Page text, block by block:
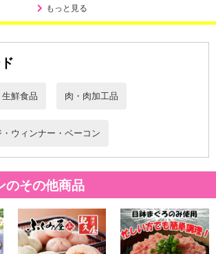
）：日本
醤油(国内製造)、リンゴ酢、砂糖、リンゴ加工
大豆・りんごを含む)
る商品について】
持ち期間は、配送日数などにより異なります
】
もっと見る
生鮮食品 肉・肉加工品
ウィンナー・ベーコン
のその他商品